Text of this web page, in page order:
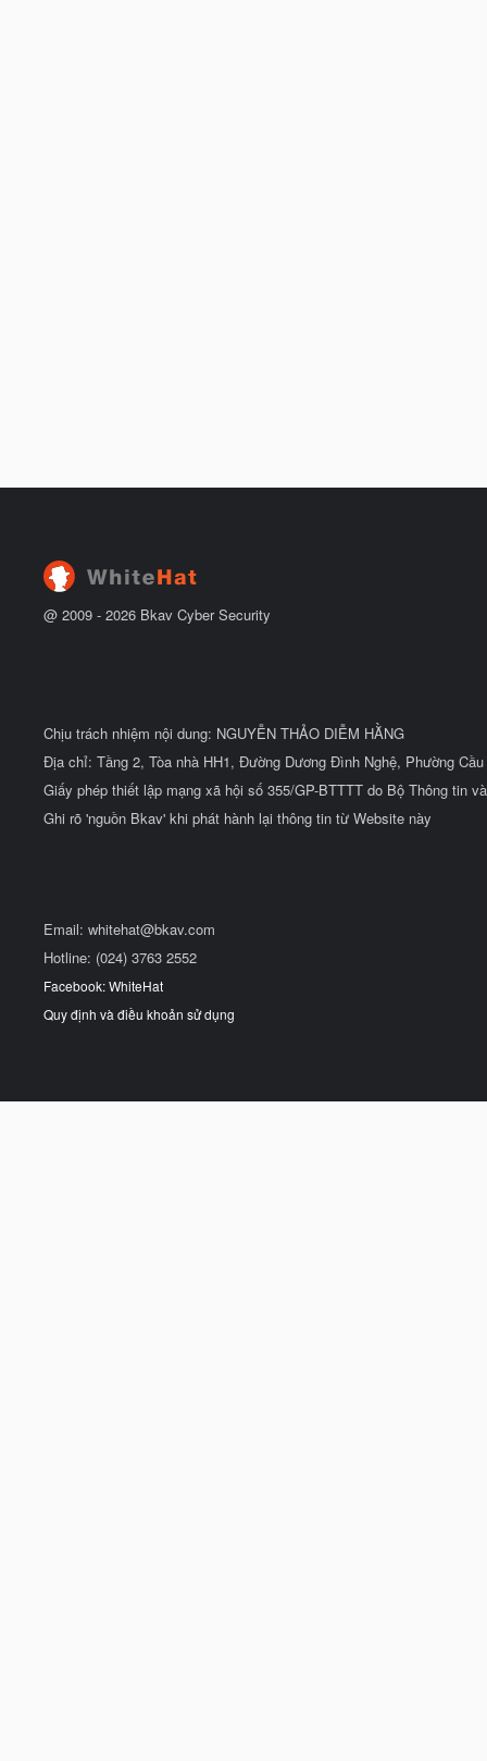
@ 2009 - 2026 Bkav Cyber Security
Chịu trách nhiệm nội dung: NGUYỄN THẢO DIỄM HẰNG
Địa chỉ: Tầng 2, Tòa nhà HH1, Đường Dương Đình Nghệ, Phường
Giấy phép thiết lập mạng xã hội số 355/GP-BTTTT do Bộ Thông tin
Ghi rõ 'nguồn Bkav' khi phát hành lại thông tin từ Website này
Email: whitehat@bkav.com
Hotline: (024) 3763 2552
Facebook: WhiteHat
Quy định và điều khoản sử dụng